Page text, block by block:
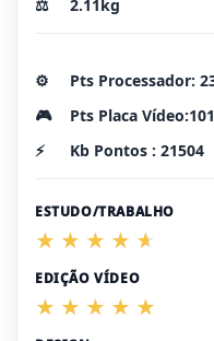
⚖️
2.11kg
⚙️
Pts Processador:
🎮
Pts Placa
⚡
Kb Pontos : 21504
ESTUDO/TRABALHO
EDIÇÃO VÍDEO